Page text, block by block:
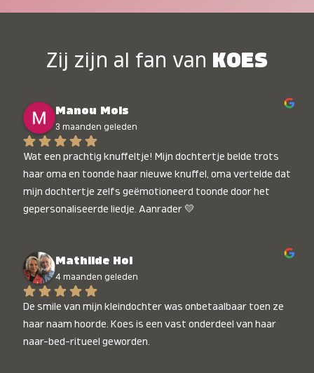
Zij zijn al fan van KOES
Manou Mols
3 maanden geleden
Wat een prachtig knuffeltje! Mijn dochtertje belde trots
haar oma en toonde haar nieuwe knuffel, oma vertelde dat
mijn dochtertje zelfs geëmotioneerd toonde door het
gepersonaliseerde liedje. Aanrader 💛
Mathilde Hol
4 maanden geleden
De smile van mijn kleindochter was onbetaalbaar toen ze
haar naam hoorde. Koes is een vast onderdeel van haar
naar-bed-ritueel geworden.